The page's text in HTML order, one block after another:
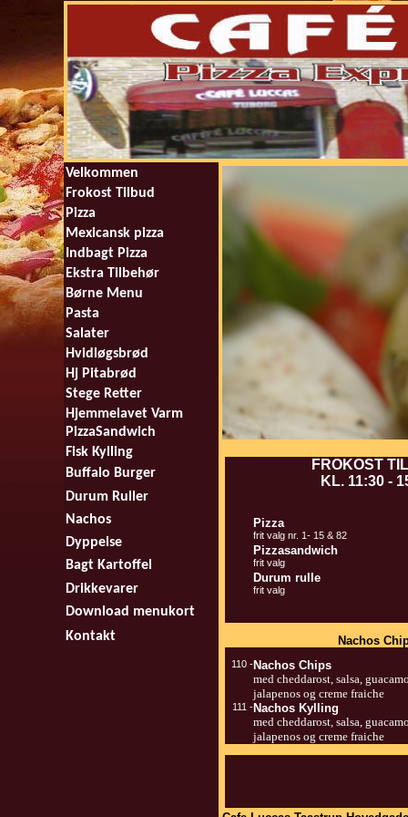
Velkommen
Frokost Tilbud
Pizza
Mexicansk pizza
Indbagt Pizza
Ekstra Tilbehør
Børne Menu
Pasta
Salater
Hvidløgsbrød
Hj Pitabrød
Stege Retter
Hjemmelavet Varm
PizzaSandwich
Fisk Kylling
Buffalo Burger
Durum Ruller
Nachos
Dyppelse
Bagt Kartoffel
Drikkevarer
Download menukort
Kontakt
FROKOST
KL. 11:30 -
Pizza
frit valg nr. 1- 15 & 82
Pizzasandwich
frit valg
Durum rulle
frit valg
Nachos
110 -Nachos Chips
med cheddarost, salsa,
jalapenos og creme fraiche
111 -Nachos Kylling
med cheddarost, salsa,
jalapenos og creme fraiche